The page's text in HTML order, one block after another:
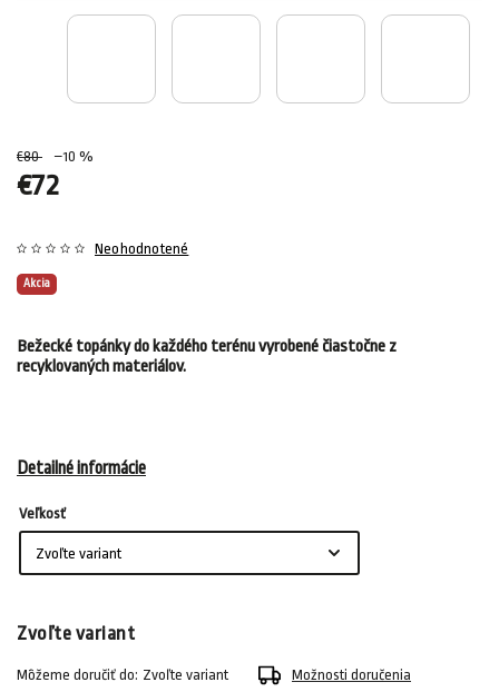
€80 –10 %
€72
Akcia
Neohodnotené
Bežecké topánky do každého terénu vyrobené čiastočne z
recyklovaných materiálov.
Detailné informácie
Veľkosť
Zvoľte variant
Môžeme doručiť do: Zvoľte variant Možnosti doručenia